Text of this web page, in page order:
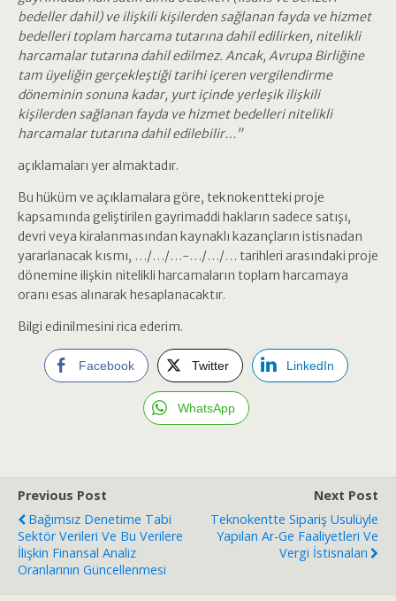
bedeller dahil) ve ilişkili kişilerden sağlanan fayda ve hizmet
bedelleri toplam harcama tutarına dahil edilirken, nitelikli
harcamalar tutarına dahil edilmez. Ancak, Avrupa Birliğine
tam üyeliğin gerçekleştiği tarihi içeren vergilendirme
döneminin sonuna kadar, yurt içinde yerleşik ilişkili
kişilerden sağlanan fayda ve hizmet bedelleri nitelikli
harcamalar tutarına dahil edilebilir…”
açıklamaları yer almaktadır.
Bu hüküm ve açıklamalara göre, teknokentteki proje
kapsamında geliştirilen gayrimaddi hakların sadece satışı,
devri veya kiralanmasından kaynaklı kazançların istisnadan
yararlanacak kısmı, …/…/…-…/…/… tarihleri arasındaki proje
dönemine ilişkin nitelikli harcamaların toplam harcamaya
oranı esas alınarak hesaplanacaktır.
Bilgi edinilmesini rica ederim.
Facebook Twitter LinkedIn
WhatsApp
Previous Post
Bağımsız Denetime Tabi
Sektör Verileri Ve Bu Verilere
İlişkin Finansal Analiz
Oranlarının Güncellenmesi
Next Post
Teknokentte Sipariş Usulüyle
Yapılan Ar-Ge Faaliyetleri Ve
Vergi İstisnaları